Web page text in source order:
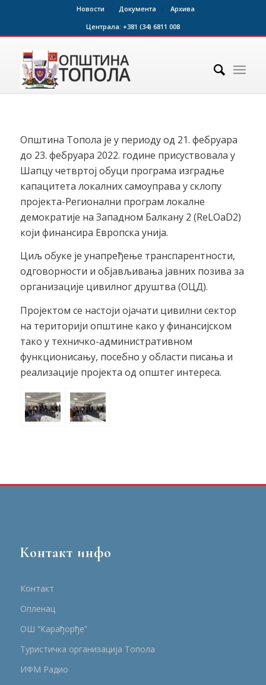
Новости Документа
Архива
Централа: +381 (34) 6811 008
Општина Топола је у периоду од 21. фебруара
до 23. фебруара 2022. године присуствовала у
Шапцу четвртој обуци програма изградње
капацитета локалних самоуправа у склопу
пројекта-Регионални програм локалне
демократије на Западном Балкану 2 (ReLOaD2)
који финансира Европска унија.
Циљ обуке је унапређење транспарентности,
одговорности и објављивања јавних позива за
организације цивилног друштва (ОЦД).
Пројектом се настоји ојачати цивилни сектор
на територији општине како у финансијском
тако у техничко-административном
функционисању, посебно у области писања и
реализације пројекта од општег интереса.
Контакт инфо
Контакт
Опленац
ОШ “Карађорђе”
Туристичка организација Топола
ИФМ Радио